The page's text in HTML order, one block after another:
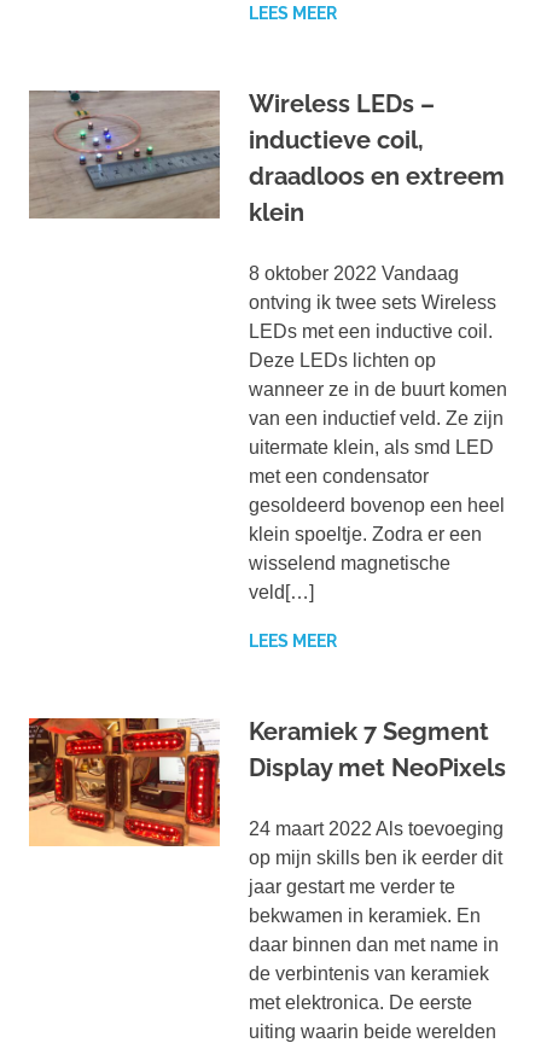
LEES MEER
Wireless LEDs –
inductieve coil,
draadloos en extreem
klein
8 oktober 2022 Vandaag
ontving ik twee sets Wireless
LEDs met een inductive coil.
Deze LEDs lichten op
wanneer ze in de buurt komen
van een inductief veld. Ze zijn
uitermate klein, als smd LED
met een condensator
gesoldeerd bovenop een heel
klein spoeltje. Zodra er een
wisselend magnetische
veld[…]
LEES MEER
Keramiek 7 Segment
Display met NeoPixels
24 maart 2022 Als toevoeging
op mijn skills ben ik eerder dit
jaar gestart me verder te
bekwamen in keramiek. En
daar binnen dan met name in
de verbintenis van keramiek
met elektronica. De eerste
uiting waarin beide werelden